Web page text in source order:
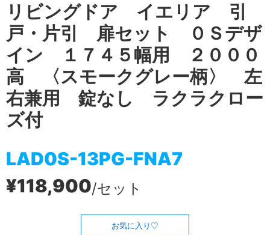
リビングドア イエリア 引
戸・片引 扉セット ０Ｓデザ
イン １７４５幅用 ２０００
高 〈スモークグレー柄〉 左
右兼用 錠なし ラクラクロー
ズ付
LAD0S-13PG-FNA7
¥118,900/セット
お気に入り